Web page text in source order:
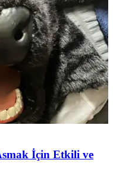
İçin Etkili ve